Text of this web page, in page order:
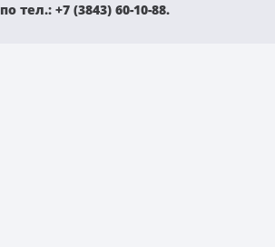
по тел.: +7 (3843) 60-10-88.